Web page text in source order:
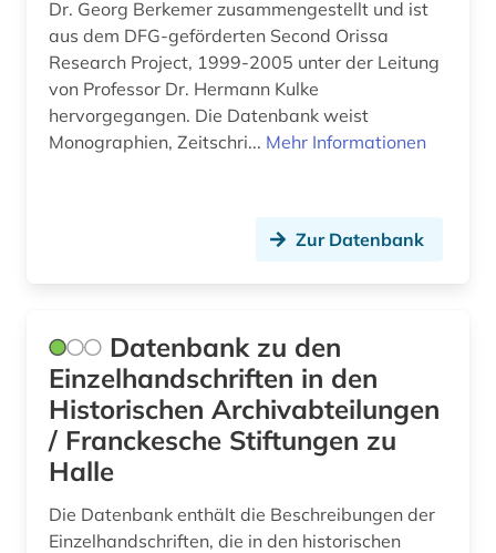
Dr. Georg Berkemer zusammengestellt und ist
aus dem DFG-geförderten Second Orissa
Research Project, 1999-2005 unter der Leitung
von Professor Dr. Hermann Kulke
hervorgegangen. Die Datenbank weist
Monographien, Zeitschri... Mehr Informationen
Zur Datenbank
Datenbank zu den
Einzelhandschriften in den
Historischen Archivabteilungen
/ Franckesche Stiftungen zu
Halle
Die Datenbank enthält die Beschreibungen der
Einzelhandschriften, die in den historischen